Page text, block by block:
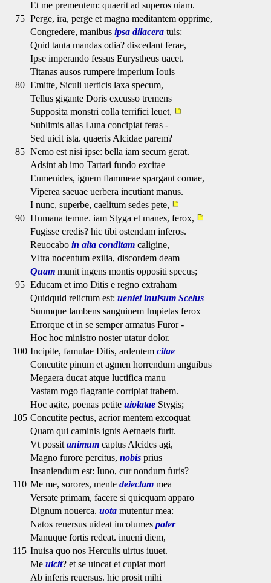
Et me prementem: quaerit ad superos uiam.
75 Perge, ira, perge et magna meditantem opprime,
Congredere, manibus ipsa dilacera tuis:
Quid tanta mandas odia? discedant ferae,
Ipse imperando fessus Eurystheus uacet.
Titanas ausos rumpere imperium Iouis
80 Emitte, Siculi uerticis laxa specum,
Tellus gigante Doris excusso tremens
Supposita monstri colla terrifici leuet,
Sublimis alias Luna concipiat feras -
Sed uicit ista. quaeris Alcidae parem?
85 Nemo est nisi ipse: bella iam secum gerat.
Adsint ab imo Tartari fundo excitae
Eumenides, ignem flammeae spargant comae,
Viperea saeuae uerbera incutiant manus.
I nunc, superbe, caelitum sedes pete,
90 Humana temne. iam Styga et manes, ferox,
Fugisse credis? hic tibi ostendam inferos.
Reuocabo in alta conditam caligine,
Vltra nocentum exilia, discordem deam
Quam munit ingens montis oppositi specus;
95 Educam et imo Ditis e regno extraham
Quidquid relictum est: ueniet inuisum Scelus
Suumque lambens sanguinem Impietas ferox
Errorque et in se semper armatus Furor -
Hoc hoc ministro noster utatur dolor.
100 Incipite, famulae Ditis, ardentem citae
Concutite pinum et agmen horrendum anguibus
Megaera ducat atque luctifica manu
Vastam rogo flagrante corripiat trabem.
Hoc agite, poenas petite uiolatae Stygis;
105 Concutite pectus, acrior mentem excoquat
Quam qui caminis ignis Aetnaeis furit.
Vt possit animum captus Alcides agi,
Magno furore percitus, nobis prius
Insaniendum est: Iuno, cur nondum furis?
110 Me me, sorores, mente deiectam mea
Versate primam, facere si quicquam apparo
Dignum nouerca. uota mutentur mea:
Natos reuersus uideat incolumes pater
Manuque fortis redeat. inueni diem,
115 Inuisa quo nos Herculis uirtus iuuet.
Me uicit? et se uincat et cupiat mori
Ab inferis reuersus. hic prosit mihi